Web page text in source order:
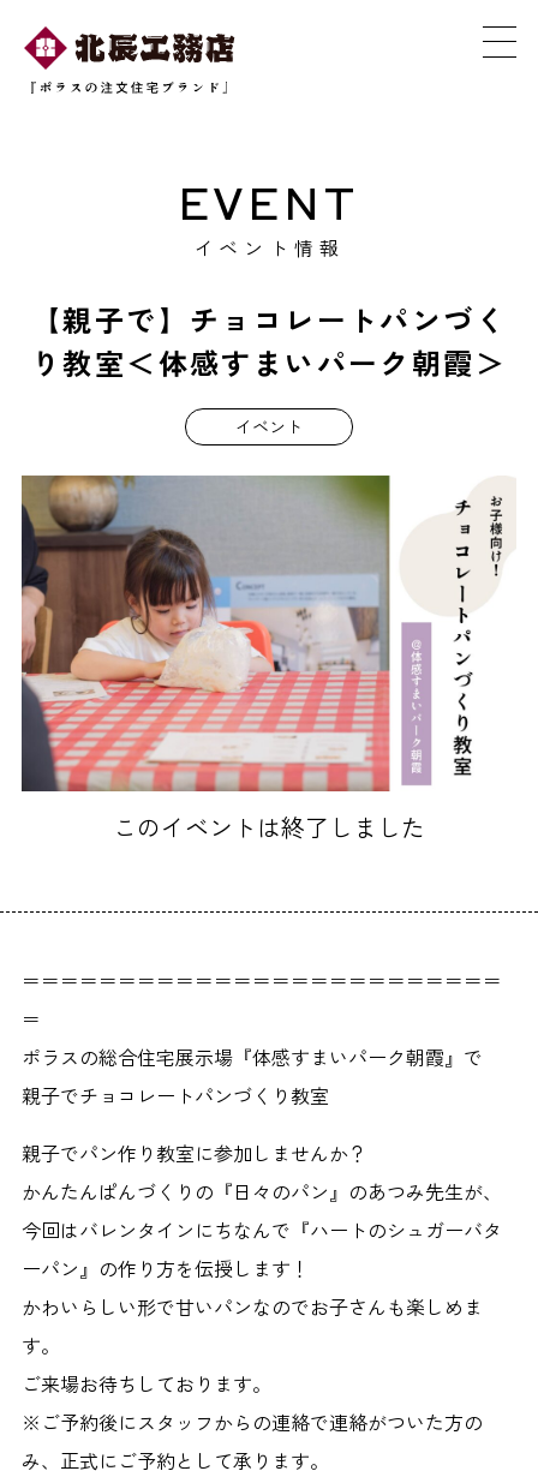
EVENT
イベント情報
【親子で】チョコレートパンづく
り教室＜体感すまいパーク朝霞＞
イベント
このイベントは終了しました
＝＝＝＝＝＝＝＝＝＝＝＝＝＝＝＝＝＝＝＝＝＝＝＝＝
＝
ポラスの総合住宅展示場『体感すまいパーク朝霞』で
親子でチョコレートパンづくり教室
親子でパン作り教室に参加しませんか？
かんたんぱんづくりの『日々のパン』のあつみ先生が、
今回はバレンタインにちなんで『ハートのシュガーバタ
ーパン』の作り方を伝授します！
かわいらしい形で甘いパンなのでお子さんも楽しめま
す。
ご来場お待ちしております。
※ご予約後にスタッフからの連絡で連絡がついた方の
み、正式にご予約として承ります。